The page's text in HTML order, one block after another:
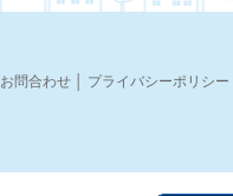
お問合わせ プライバシーポリシー